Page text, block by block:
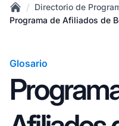
Home
/ Directorio de
Programa de Afiliados de
Glosario